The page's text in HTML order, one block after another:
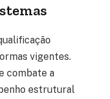
vigentes.
combate a
estrutural